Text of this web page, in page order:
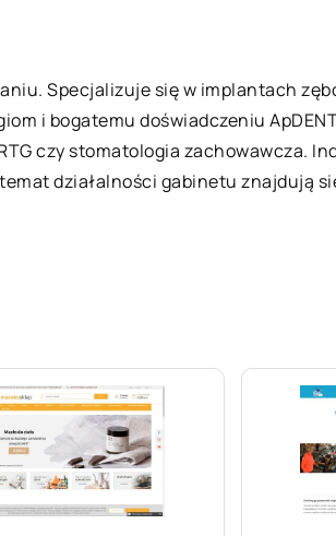
Specjalizuje się w implantach
i bogatemu doświadczeniu
czy stomatologia zachowawcza.
działalności gabinetu znajdują